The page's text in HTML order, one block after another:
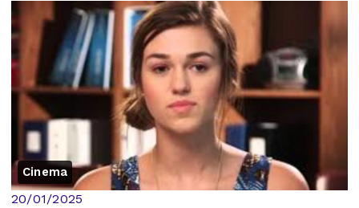
Cinema
20/01/2025